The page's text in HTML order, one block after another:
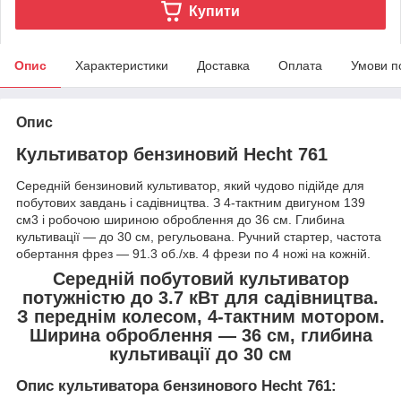
Купити
Опис Характеристики Доставка Оплата Умови
Опис
Культиватор бензиновий Hecht 761
Середній бензиновий культиватор, який чудово підійде для
побутових завдань і садівництва. З 4-тактним двигуном 139
см3 і робочою шириною оброблення до 36 см. Глибина
культивації — до 30 см, регульована. Ручний стартер, частота
обертання фрез — 91.3 об./хв. 4 фрези по 4 ножі на кожній.
Середній побутовий культиватор
потужністю до 3.7 кВт для садівництва.
З переднім колесом, 4-тактним мотором.
Ширина оброблення — 36 см, глибина
культивації до 30 см
Опис культиватора бензинового Hecht 761: